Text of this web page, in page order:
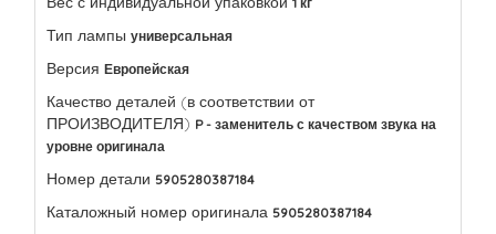
Тип лампы универсальная
Версия Европейская
Качество деталей (в соответствии от
ПРОИЗВОДИТЕЛЯ) P - заменитель с качеством звука на
уровне оригинала
Номер детали 5905280387184
Каталожный номер оригинала 5905280387184